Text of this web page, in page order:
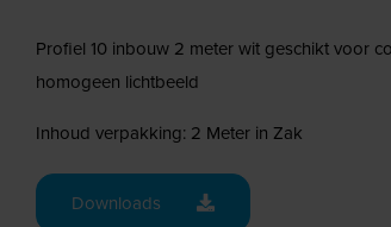
Profiel 10 inbouw 2 meter wit geschikt voor
homogeen lichtbeeld
Inhoud verpakking: 2 Meter in Zak
Downloads